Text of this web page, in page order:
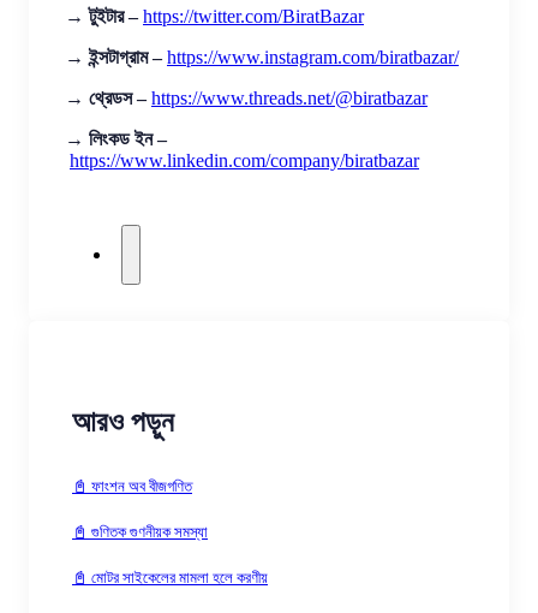
→টুইটার –https://twitter.com/BiratBazar
→ইন্সটাগ্রাম –https://www.instagram.com/biratbazar/
→ থ্রেডস –https://www.threads.net/@biratbazar
→ লিংকড ইন –
https://www.linkedin.com/company/biratbazar
আরও পড়ুন
📓 ফাংশন অব বীজগণিত
📓 গুণিতক গুণনীয়ক সমস্যা
📓 মোটর সাইকেলের মামলা হলে করণীয়